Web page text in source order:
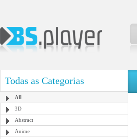
Todas as Categorias
All
3D
Abstract
Anime